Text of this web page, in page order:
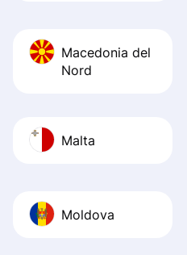
Macedonia del
Nord
Malta
Moldova